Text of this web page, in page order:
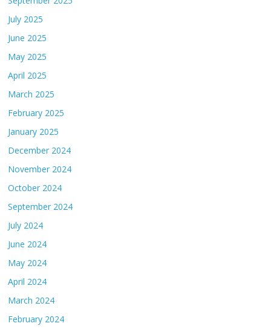
July 2025
June 2025
May 2025
April 2025
March 2025
February 2025
January 2025
December 2024
November 2024
October 2024
September 2024
July 2024
June 2024
May 2024
April 2024
March 2024
February 2024